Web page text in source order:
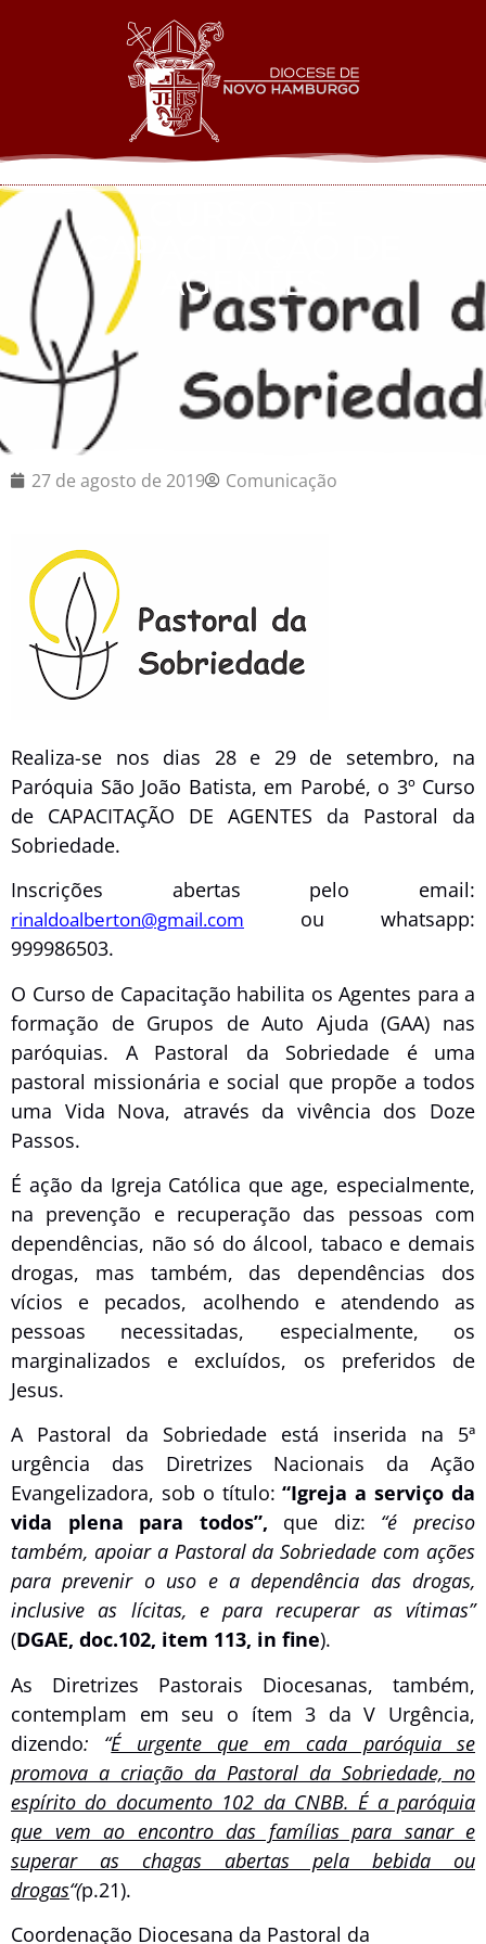
CAPACITAÇÃO DE
AGENTES
27 de agosto de 2019 Comunicação
Realiza-se nos dias 28 e 29 de setembro, na
Paróquia São João Batista, em Parobé, o 3º Curso
de CAPACITAÇÃO DE AGENTES da Pastoral da
Sobriedade.
Inscrições abertas pelo email:
rinaldoalberton@gmail.com ou whatsapp:
999986503.
O Curso de Capacitação habilita os Agentes para a
formação de Grupos de Auto Ajuda (GAA) nas
paróquias. A Pastoral da Sobriedade é uma
pastoral missionária e social que propõe a todos
uma Vida Nova, através da vivência dos Doze
Passos.
É ação da Igreja Católica que age, especialmente,
na prevenção e recuperação das pessoas com
dependências, não só do álcool, tabaco e demais
drogas, mas também, das dependências dos
vícios e pecados, acolhendo e atendendo as
pessoas necessitadas, especialmente, os
marginalizados e excluídos, os preferidos de
Jesus.
A Pastoral da Sobriedade está inserida na 5ª
urgência das Diretrizes Nacionais da Ação
Evangelizadora, sob o título: “Igreja a serviço da
vida plena para todos”, que diz: “é preciso
também, apoiar a Pastoral da Sobriedade com ações
para prevenir o uso e a dependência das drogas,
inclusive as lícitas, e para recuperar as vítimas”
(DGAE, doc.102, item 113, in fine).
As Diretrizes Pastorais Diocesanas, também,
contemplam em seu o ítem 3 da V Urgência,
dizendo: “É urgente que em cada paróquia se
promova a criação da Pastoral da Sobriedade, no
espírito do documento 102 da CNBB. É a paróquia
que vem ao encontro das famílias para sanar e
superar as chagas abertas pela bebida ou
drogas“(p.21).
Coordenação Diocesana da Pastoral da